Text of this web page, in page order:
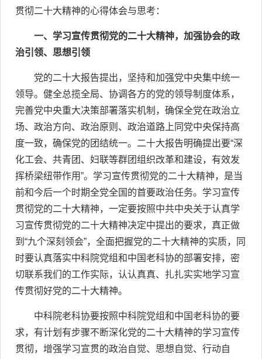
贯彻二十大精神的心得体会与思考：
一、学习宣传贯彻党的二十大精神，加强协会的政
治引领、思想引领
党的二十大报告提出，坚持和加强党中央集中统一
领导。健全总揽全局、协调各方的党的领导制度体系，
完善党中央重大决策部署落实机制，确保全党在政治立
场、政治方向、政治原则、政治道路上同党中央保持高
度一致，确保党的团结统一。二十大报告明确提出要“深
化工会、共青团、妇联等群团组织改革和建设，有效发
挥桥梁纽带作用”。学习宣传贯彻党的二十大精神，是当
前和今后一个时期全党全国的首要政治任务。学习宣传
贯彻党的二十大精神，一定要按照中共中央关于认真学
习宣传贯彻党的二十大精神决定中提出的要求，真正做
到“九个深刻领会”，全面把握党的二十大精神的实质，同
时要认真落实中科院党组和中国老科协的部署安排，密
切联系我们的工作实际，认认真真、扎扎实实地学习宣
传贯彻好党的二十大精神。
中科院老科协要按照中科院党组和中国老科协的要
求，有计划有步骤不断深化党的二十大精神的学习宣传
贯彻，增强学习宣贯的政治自觉、思想自觉、行动自